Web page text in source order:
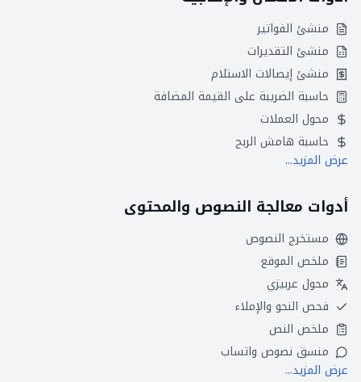
منشئ الفواتير
منشئ التقديرات
منشئ إيصالات الاستلام
حاسبة الضريبة على القيمة المضافة
محول العملات
حاسبة هامش الربح
عرض المزيد...
أدوات معالجة النصوص والمحتوى
مستخرج النصوص
ملخص الموقع
محول عربيزي
فحص النحو والإملاء
ملخص النص
منسق نصوص واتساب
عرض المزيد...